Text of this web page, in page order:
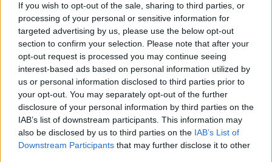
If you wish to opt-out of the sale, sharing to third parties, or
processing of your personal or sensitive information for
targeted advertising by us, please use the below opt-out
section to confirm your selection. Please note that after your
opt-out request is processed you may continue seeing
interest-based ads based on personal information utilized by
us or personal information disclosed to third parties prior to
your opt-out. You may separately opt-out of the further
disclosure of your personal information by third parties on the
IAB’s list of downstream participants. This information may
also be disclosed by us to third parties on the IAB’s List of
Downstream Participants that may further disclose it to other
cemento-amianto; cumuli di residui di combustione vari". "In
occasione dell’intervento - scrive ancora il dipartimento della Usl 6 -
è stato effettuato un campione di alcuni frammenti di una lastra in
sospetto cemento-amianto ed il 19 agosto è pervenuto il rapporto
di prova che ha confermato la presenza nel campionedi fibre di
amianto crisotilo ".
Per questo il 21 agosto il Dipartimento ha proposto "al Sindaco del
Comune di Santa Luce l’emissione di una Ordinanza
contingibile e urgente tesa alla bonifica dell’area e dei
manufatti interessatisecondo quanto previsto dal D.M
06.09.1994". "Dalle informazioni pervenute - spiega ancora la USL
- la Ditta incaricata di tali interventi dovrebbe effettuare il
sopralluogo preliminare lunedì 25 agosto".